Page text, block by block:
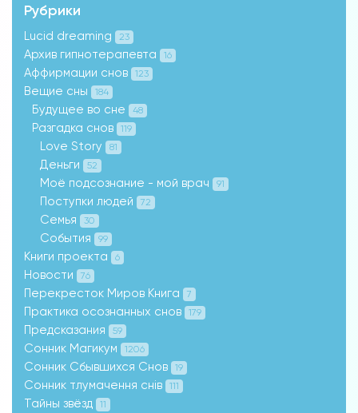
Рубрики
Lucid dreaming 23
Архив гипнотерапевта 16
Аффирмации снов 123
Вещие сны 184
Будущее во сне 48
Разгадка снов 119
Love Story 81
Деньги 52
Моё подсознание - мой врач 91
Поступки людей 72
Семья 30
События 99
Книги проекта 6
Новости 76
Перекресток Миров Книга 7
Практика осознанных снов 179
Предсказания 59
Сонник Магикум 1206
Сонник Сбывшихся Снов 19
Сонник тлумачення снів 111
Тайны звёзд 11